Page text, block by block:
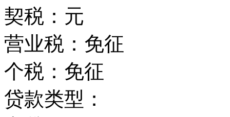
契税： 元
营业税： 免征
个税： 免征
贷款类型：